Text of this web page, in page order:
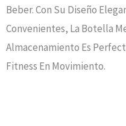
Beber. Con Su Diseño
Convenientes, La Botella
Almacenamiento Es
Fitness En Movimiento.